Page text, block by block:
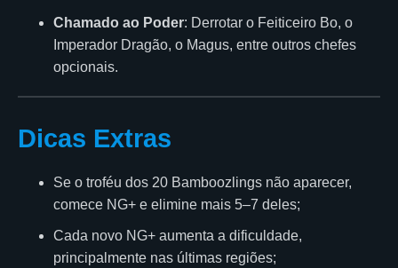
Chamado ao Poder: Derrotar o Feiticeiro Bo, o
Imperador Dragão, o Magus, entre outros chefes
opcionais.
Dicas Extras
Se o troféu dos 20 Bamboozlings não aparecer,
comece NG+ e elimine mais 5–7 deles;
Cada novo NG+ aumenta a dificuldade,
principalmente nas últimas regiões;